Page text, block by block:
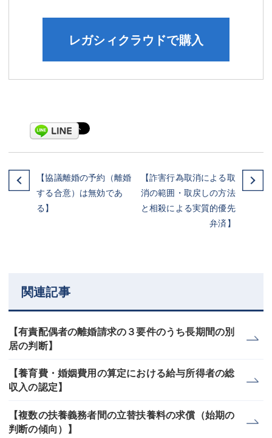
レガシィクラウドで購入
【協議離婚の予約（離婚
する合意）は無効であ
る】
【詐害行為取消による取
消の範囲・取戻しの方法
と相殺による実質的優先
弁済】
関連記事
【有責配偶者の離婚請求の３要件のうち長期間の別
居の判断】
【養育費・婚姻費用の算定における給与所得者の総
収入の認定】
【複数の扶養義務者間の立替扶養料の求償（始期の
判断の傾向）】